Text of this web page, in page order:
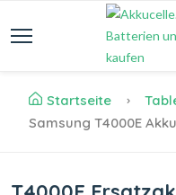
Startseite
Samsung T4000E Akku